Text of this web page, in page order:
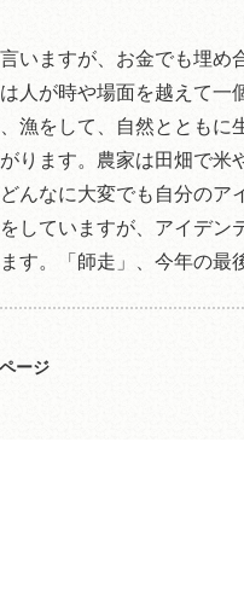
いますが、お金でも埋
人が時や場面を越えて
漁をして、自然ととも
ります。農家は田畑で
んなに大変でも自分の
していますが、アイデ
す。「師走」、今年の最
ージ